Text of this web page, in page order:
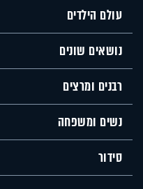
עולם הילדים
נושאים שונים
רבנים ומרצים
נשים ומשפחה
סידור